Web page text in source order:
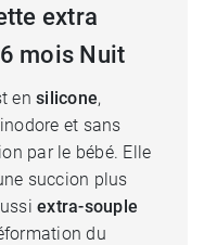
extra
mois Nuit
en silicone,
et sans
par le bébé. Elle
succion plus
extra-souple
du